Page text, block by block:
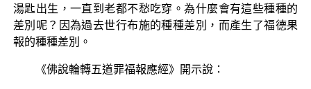
湯匙出生，一直到老都不愁吃穿。為什麼會有這些種種的
差別呢？因為過去世行布施的種種差別，而產生了福德果
報的種種差別。
《佛說輪轉五道罪福報應經》開示說：